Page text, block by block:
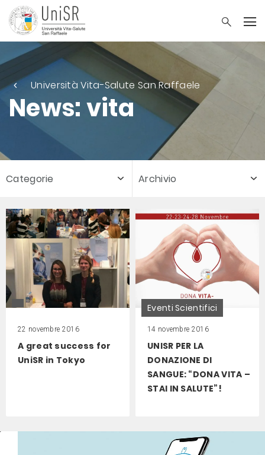
Università Vita-Salute San Raffaele
News: vita
Categorie Archivio
22 novembre 2016
A great success for
UniSR in Tokyo
Eventi Scientifici
14 novembre 2016
UNISR PER LA
DONAZIONE DI
SANGUE: “DONA VITA –
STAI IN SALUTE”!